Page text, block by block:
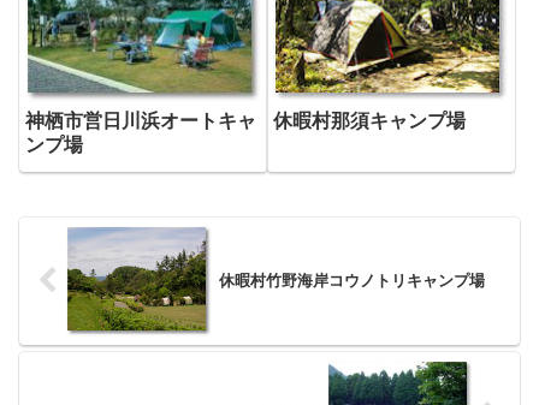
神栖市営日川浜オートキャ
ンプ場
休暇村那須キャンプ場
休暇村竹野海岸コウノトリキャンプ場